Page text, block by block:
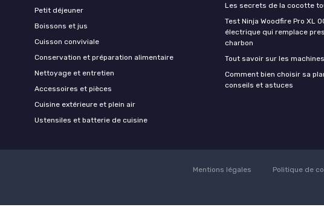
Petit déjeuner
Boissons et jus
Cuisson conviviale
Conservation et préparation alimentaire
Nettoyage et entretien
Accessoires et pièces
Cuisine extérieure et plein air
Ustensiles et batterie de cuisine
Les secrets de la cocotte
Test Ninja Woodfire Pro XL
électrique qui remplace
charbon
Tout savoir sur les
Comment bien choisir sa
conseils et astuces
Mentions légales Politique de